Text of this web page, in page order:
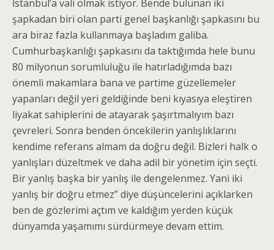
İstanbul’a vali olmak istiyor. Bende bulunan iki
şapkadan biri olan parti genel başkanlığı şapkasını bu
ara biraz fazla kullanmaya başladım galiba.
Cumhurbaşkanlığı şapkasını da taktığımda hele bunu
80 milyonun sorumluluğu ile hatırladığımda bazı
önemli makamlara bana ve partime güzellemeler
yapanları değil yeri geldiğinde beni kıyasıya eleştiren
liyakat sahiplerini de atayarak şaşırtmalıyım bazı
çevreleri. Sonra benden öncekilerin yanlışlıklarını
kendime referans almam da doğru değil. Bizleri halk o
yanlışları düzeltmek ve daha adil bir yönetim için seçti.
Bir yanlış başka bir yanlış ile dengelenmez. Yani iki
yanlış bir doğru etmez” diye düşüncelerini açıklarken
ben de gözlerimi açtım ve kaldığım yerden küçük
dünyamda yaşamımı sürdürmeye devam ettim.